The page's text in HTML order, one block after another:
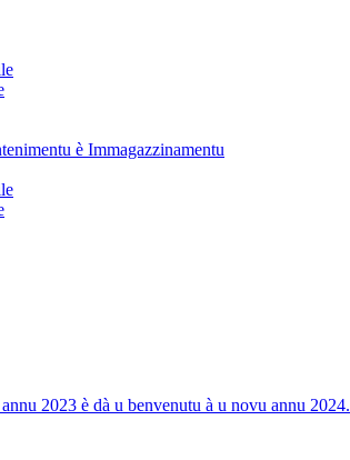
è Immagazzinamentu
2023 è dà u benvenutu à u novu annu 2024.